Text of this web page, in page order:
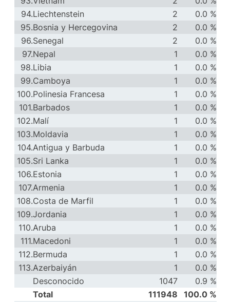
94.Liechtenstein 2
0.0 %
95.Bosnia y Hercegovina 2
0.0 %
96.Senegal 2
0.0 %
97.Nepal 1
0.0 %
98.Libia 1
0.0 %
99.Camboya 1
0.0 %
100.Polinesia Francesa 1
0.0 %
101.Barbados 1
0.0 %
102.Malí 1
0.0 %
103.Moldavia 1
0.0 %
104.Antigua y Barbuda 1
0.0 %
105.Sri Lanka 1
0.0 %
106.Estonia 1
0.0 %
107.Armenia 1
0.0 %
108.Costa de Marfil 1
0.0 %
109.Jordania 1
0.0 %
110.Aruba 1
0.0 %
111.Macedoni 1
0.0 %
112.Bermuda 1
0.0 %
113.Azerbaiyán 1
0.0 %
Desconocido
1047
0.9 %
Total
111948 100.0 %